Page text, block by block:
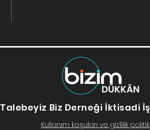
eğitim
Talebeyiz Biz Derneği İktisadi
Kullanım koşuları ve gizlilik